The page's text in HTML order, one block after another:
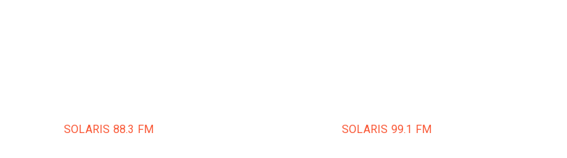
SOLARIS 88.3 FM SOLARIS 99.1 FM